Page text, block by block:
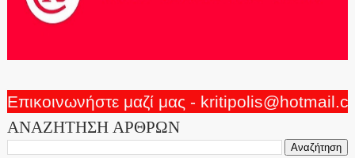
Επικοινωνήστε μαζί μας -
ΑΝΑΖΗΤΗΣΗ ΑΡΘΡΩΝ